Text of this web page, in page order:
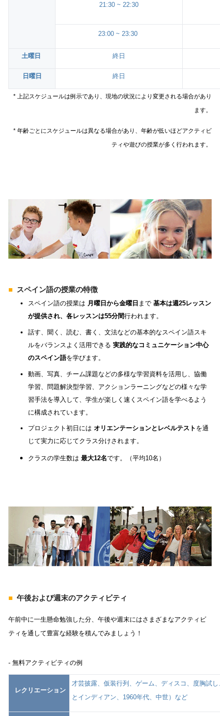
21:30 ~ 22:30
23:00 ~ 23:30
土曜日 終日
日曜日 終日
* 上記スケジュールは例示であり、現地の状況により変更される場合があり
ます。
* 年齢ごとにスケジュールは異なる場合があり、年齢が低いほどアクティビ
ティや遊びの授業が多く行われます。
■ スペイン語の授業の特徴
スペイン語の授業は 月曜日から金曜日 まで 基本は週25レッスン
が提供され、各レッスンは55分間行われます。
話す、聞く、読む、書く、文法などの基本的なスペイン語スキ
ルをバランスよく活用できる 実践的なコミュニケーション中心
のスペイン語を学びます。
動画、写真、チーム課題などの多様な学習資料を活用し、協働
学習、問題解決型学習、アクションラーニングなどの様々な学
習手法を導入して、学生が楽しく速くスペイン語を学べるよう
に構成されています。
プロジェクト初日には オリエンテーションとレベルテスト を通
じて実力に応じてクラス分けされます。
クラスの学生数は 最大12名です。（平均10名）
■ 午後および週末のアクティビティ
午前中に一生懸命勉強した分、午後や週末にはさまざまなアクティビ
ティを通して豊富な経験を積んでみましょう！
- 無料アクティビティの例
レクリエーション
才芸披露、仮装行列、ゲーム、ディスコ、度胸試
とインディアン、1960年代、中世）など